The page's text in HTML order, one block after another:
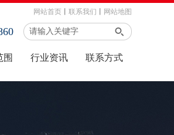
网站首页 联系我们 网站地图
围 行业资讯 联系方式